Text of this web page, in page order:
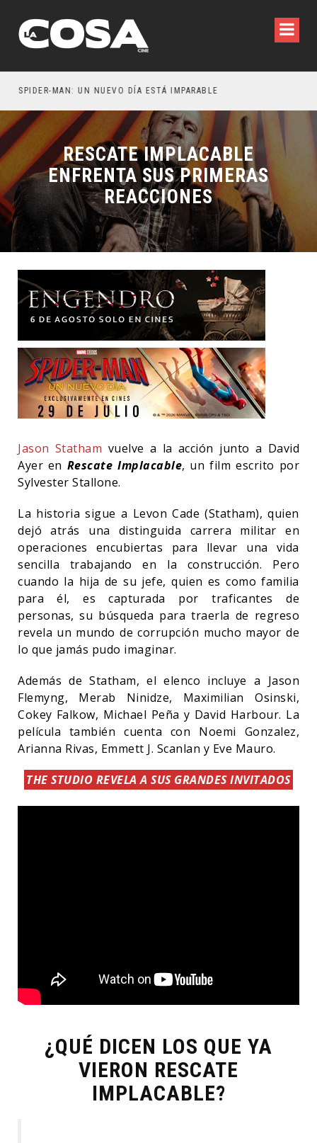
SPIDER-MAN: UN NUEVO DÍA ESTÁ IMPARABLE
RESCATE IMPLACABLE
ENFRENTA SUS PRIMERAS
REACCIONES
Jason Statham vuelve a la acción junto a David
Ayer en Rescate Implacable, un film escrito por
Sylvester Stallone.
La historia sigue a Levon Cade (Statham), quien
dejó atrás una distinguida carrera militar en
operaciones encubiertas para llevar una vida
sencilla trabajando en la construcción. Pero
cuando la hija de su jefe, quien es como familia
para él, es capturada por traficantes de
personas, su búsqueda para traerla de regreso
revela un mundo de corrupción mucho mayor de
lo que jamás pudo imaginar.
Además de Statham, el elenco incluye a Jason
Flemyng, Merab Ninidze, Maximilian Osinski,
Cokey Falkow, Michael Peña y David Harbour. La
película también cuenta con Noemi Gonzalez,
Arianna Rivas, Emmett J. Scanlan y Eve Mauro.
THE STUDIO REVELA A SUS GRANDES INVITADOS
¿QUÉ DICEN LOS QUE YA
VIERON RESCATE
IMPLACABLE?